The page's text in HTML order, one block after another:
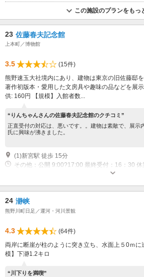
この施設のプランをもっ
23 佐藤春夫記念館
上本町／博物館
3.5
(15件)
熊野速玉大社境内にあり、建物は東京の旧佐藤邸
著作初版本・愛用した文房具や趣味の品などを展
供: 160円 【規模】入館者数...
“りんちゃんさんの佐藤春夫記念館のクチコミ”
正直受付の対応は、悪いです。。建物は素敵で、展示
氏に興味が沸きました。
(1)新宮駅 徒歩 15分
その他：公開 9:00?17:00 最終受付：16：30
24 瀞峡
熊野川町日足／運河・河川景観
4.3
(64件)
両岸に断崖が柱のように突き立ち、水面上５0ｍ
模】下瀞1.2キロ
“川下りを満喫”